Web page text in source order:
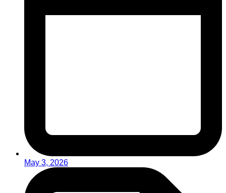
May 3, 2026